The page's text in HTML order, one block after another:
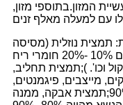
המזון.בתוספי מזון,
תמצית נוזלית (מסיסה
במים, מסיסת בשמן, מתחלבת), מתוכם 10% -20% חומרי ריח
גליקול וכו'. );תמצית תחליב,
מייצבים, פיגמנטים,
חומצות ונוגדי חמצון הם 80% -90%;תמצית אבקה, ממנה